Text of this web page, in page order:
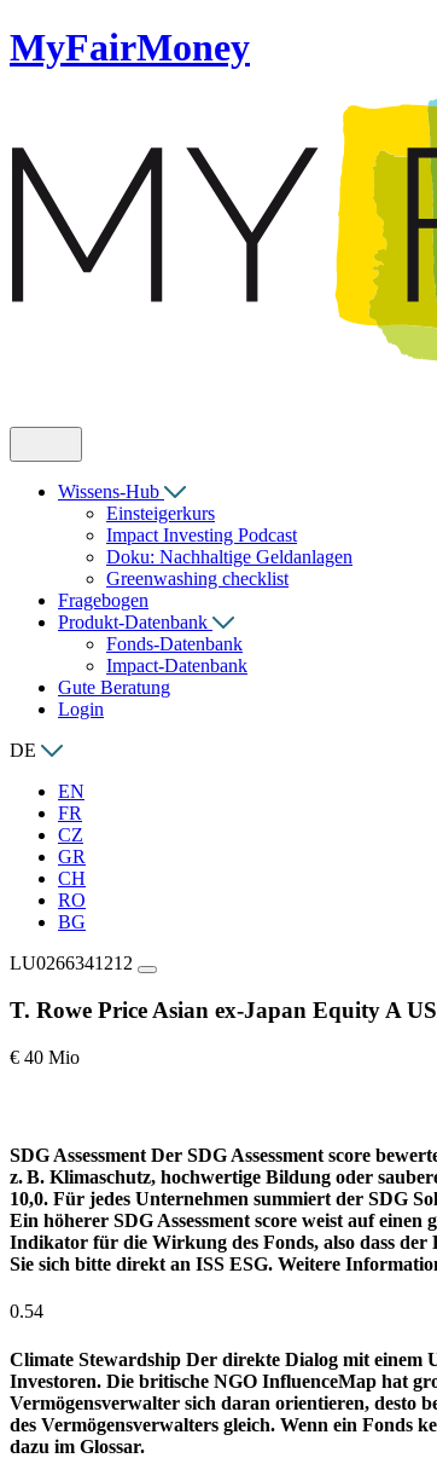
MyFairMoney
Wissens-Hub
Einsteigerkurs
Impact Investing Podcast
Doku: Nachhaltige Geldanlagen
Greenwashing checklist
Fragebogen
Produkt-Datenbank
Fonds-Datenbank
Impact-Datenbank
Gute Beratung
Login
DE
EN
FR
CZ
GR
CH
RO
BG
LU0266341212
T. Rowe Price Asian ex-Japan Equity A
€ 40 Mio
SDG Assessment Der SDG Assessment score
z. B. Klimaschutz, hochwertige Bildung oder
10,0. Für jedes Unternehmen summiert der SDG
Ein höherer SDG Assessment score weist auf
Indikator für die Wirkung des Fonds, also dass der
Sie sich bitte direkt an ISS ESG. Weitere
0.54
Climate Stewardship Der direkte Dialog mit einem
Investoren. Die britische NGO InfluenceMap hat
Vermögensverwalter sich daran orientieren, desto
des Vermögensverwalters gleich. Wenn ein Fonds
dazu im Glossar.